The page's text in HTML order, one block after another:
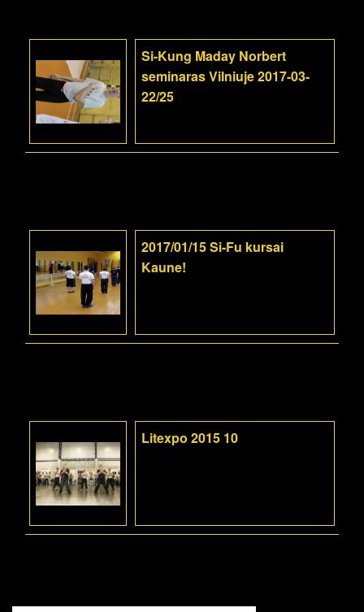
Si-Kung Maday Norbert
seminaras Vilniuje 2017-03-
22/25
2017/01/15 Si-Fu kursai
Kaune!
Litexpo 2015 10